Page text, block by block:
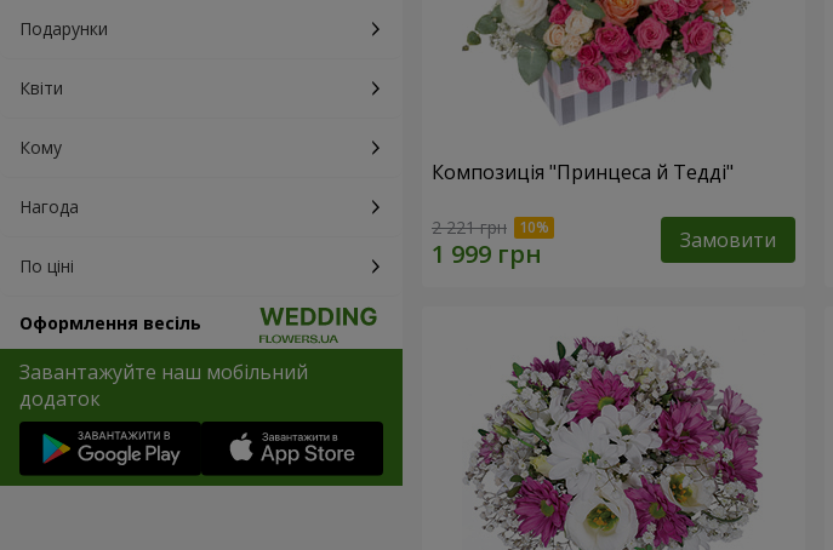
Подарунки
Квіти
Кому
Нагода
По ціні
Оформлення весіль
Завантажуйте наш мобільний
додаток
Композиція "Принцеса й Тедді"
2 221 грн Замовити